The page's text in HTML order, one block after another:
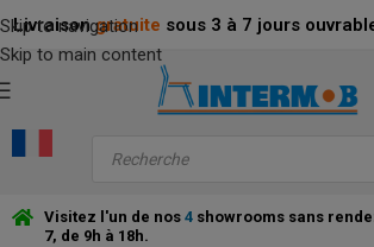
Skip to navigation
Skip to main content
Livraison gratuite sous 3 à 7 jours
Visitez l'un de nos 4 showrooms sans
7, de 9h à 18h.